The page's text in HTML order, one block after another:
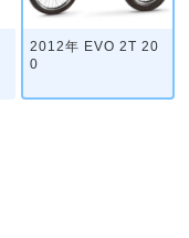
2012年 EVO 2T 20
0